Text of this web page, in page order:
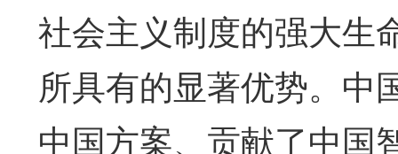
社会主义制度的强大生
所具有的显著优势。中
中国方案、贡献了中国